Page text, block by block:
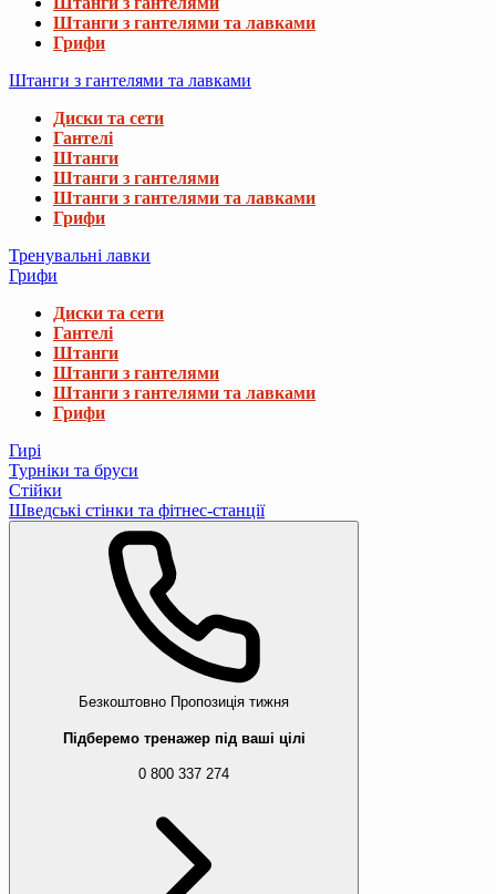
Штанги з гантелями та лавками
Грифи
Штанги з гантелями та лавками
Диски та сети
Гантелі
Штанги
Штанги з гантелями
Штанги з гантелями та лавками
Грифи
Тренувальні лавки
Грифи
Диски та сети
Гантелі
Штанги
Штанги з гантелями
Штанги з гантелями та лавками
Грифи
Гирі
Турніки та бруси
Стійки
Шведські стінки та фітнес-станції
Безкоштовно Пропозиція тижня
Підберемо тренажер під ваші цілі
0 800 337 274